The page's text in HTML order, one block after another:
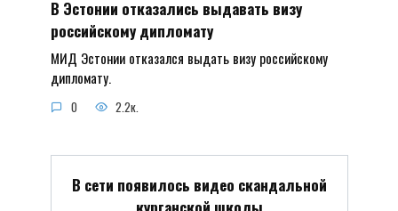
В Эстонии отказались выдавать визу
российскому дипломату
МИД Эстонии отказался выдать визу российскому
дипломату.
0 2.2к.
В сети появилось видео скандальной